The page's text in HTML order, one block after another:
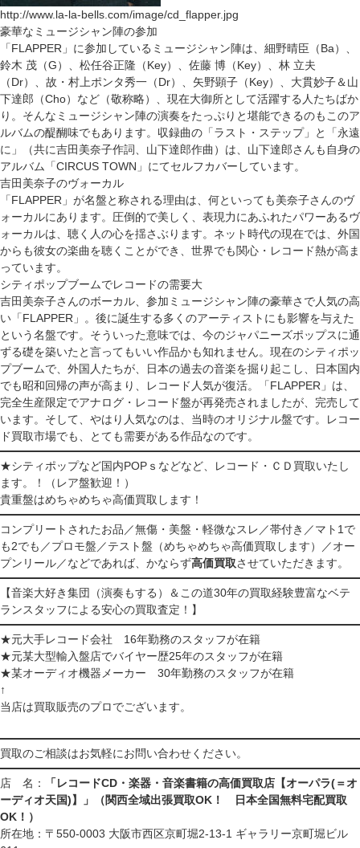
http://www.la-la-bells.com/image/cd_flapper.jpg
豪華なミュージシャン陣の参加
「FLAPPER」に参加しているミュージシャン陣は、細野晴臣（Ba）、
鈴木 茂（G）、松任谷正隆（Key）、佐藤 博（Key）、林 立夫
（Dr）、故・村上ポンタ秀一（Dr）、矢野顕子（Key）、大貫妙子＆山
下達郎（Cho）など（敬称略）、現在大御所として活躍する人たちばか
り。そんなミュージシャン陣の演奏をたっぷりと堪能できるのもこのア
ルバムの醍醐味でもあります。収録曲の「ラスト・ステップ」と「永遠
に」（共に吉田美奈子作詞、山下達郎作曲）は、山下達郎さんも自身の
アルバム「CIRCUS TOWN」にてセルフカバーしています。
吉田美奈子のヴォーカル
「FLAPPER」が名盤と称される理由は、何といっても美奈子さんのヴ
ォーカルにあります。圧倒的で美しく、表現力にあふれたパワーあるヴ
ォーカルは、聴く人の心を揺さぶります。ネット時代の現在では、外国
からも彼女の楽曲を聴くことができ、世界でも関心・レコード熱が高ま
っています。
シティポップブームでレコードの需要大
吉田美奈子さんのボーカル、参加ミュージシャン陣の豪華さで人気の高
い「FLAPPER」。後に誕生する多くのアーティストにも影響を与えた
という名盤です。そういった意味では、今のジャパニーズポップスに通
ずる礎を築いたと言ってもいい作品かも知れません。現在のシティポッ
プブームで、外国人たちが、日本の過去の音楽を掘り起こし、日本国内
でも昭和回帰の声が高まり、レコード人気が復活。「FLAPPER」は、
完全生産限定でアナログ・レコード盤が再発売されましたが、完売して
います。そして、やはり人気なのは、当時のオリジナル盤です。レコー
ド買取市場でも、とても需要がある作品なのです。
★シティポップなど国内POPｓなどなど、レコード・ＣＤ買取いたし
ます。！（レア盤歓迎！）
貴重盤はめちゃめちゃ高価買取します！
コンプリートされたお品／無傷・美盤・軽微なスレ／帯付き／マト1で
も2でも／プロモ盤／テスト盤（めちゃめちゃ高価買取します）／オー
プンリール／などであれば、かならず高価買取させていただきます。
【音楽大好き集団（演奏もする）＆この道30年の買取経験豊富なベテ
ランスタッフによる安心の買取査定！】
★元大手レコード会社 16年勤務のスタッフが在籍
★元某大型輸入盤店でバイヤー歴25年のスタッフが在籍
★某オーディオ機器メーカー 30年勤務のスタッフが在籍
↑
当店は買取販売のプロでございます。
買取のご相談はお気軽にお問い合わせください。
店 名：
「レコードCD・楽器・音楽書籍の高価買取店【オーパラ(＝オ
ーディオ天国)】」（関西全域出張買取OK！ 日本全国無料宅配買取
OK！）
所在地：〒550-0003 大阪市西区京町堀2-13-1 ギャラリー京町堀ビル